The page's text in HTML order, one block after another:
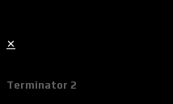
✕
Terminator 2